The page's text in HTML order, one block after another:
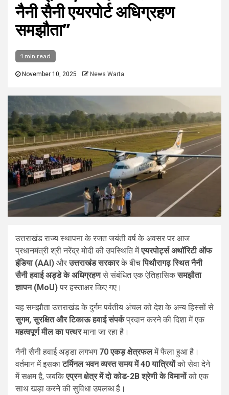
नैनी सैनी एयरपोर्ट अधिग्रहण
समझौता”
1 min read
November 10, 2025 News Warta
उत्तराखंड राज्य स्थापना के रजत जयंती वर्ष के अवसर पर आज
प्रधानमंत्री श्री नरेंद्र मोदी की उपस्थिति मेंएयरपोर्ट्स अथॉरिटी ऑफ
इंडिया (AAI) औरउत्तराखंड सरकारके बीचपिथौरागढ़ स्थित नैनी
सैनी हवाई अड्डे के अधिग्रहणसे संबंधित एक ऐतिहासिकसमझौता
ज्ञापन (MoU) पर हस्ताक्षर किए गए।
यह समझौता उत्तराखंड के दुर्गम पर्वतीय अंचल को देश के अन्य हिस्सों से
सुगम, सुरक्षित और टिकाऊ हवाई संपर्कप्रदान करने की दिशा में एक
महत्वपूर्ण मील का पत्थरमाना जा रहा है।
नैनी सैनी हवाई अड्डा लगभग 70 एकड़ क्षेत्रफलमें फैला हुआ है।
वर्तमान में इसकाटर्मिनल भवन व्यस्त समय में 40 यात्रियोंको सेवा देने
में सक्षम है, जबकिएप्रन क्षेत्र में दो कोड-2B श्रेणी के विमानोंको एक
साथ खड़ा करने की सुविधा उपलब्ध है।